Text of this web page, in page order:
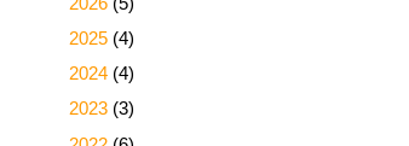
2025 (4)
2024 (4)
2023 (3)